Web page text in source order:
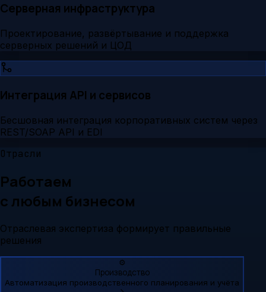
Серверная инфраструктура
Проектирование, развёртывание и поддержка
серверных решений и ЦОД
Интеграция API и сервисов
Бесшовная интеграция корпоративных систем через
REST/SOAP API и EDI
Отрасли
Работаем
с любым бизнесом
Отраслевая экспертиза формирует правильные
решения
⚙️
Производство
Автоматизация производственного планирования и учёта